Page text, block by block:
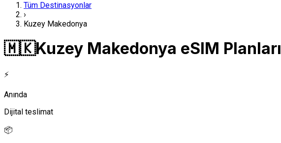
Tüm Destinasyonlar
›
Kuzey Makedonya
🇲🇰Kuzey Makedonya eSIM Planları
⚡
Anında
Dijital teslimat
📦